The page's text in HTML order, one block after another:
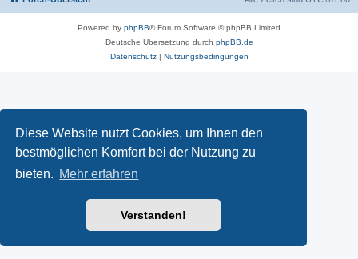
Diese Website nutzt Cookies, um Ihnen den
bestmöglichen Komfort bei der Nutzung zu
bieten. Mehr erfahren
Verstanden!
Powered by phpBB® Forum Software © phpBB Limited
Deutsche Übersetzung durch phpBB.de
Datenschutz| Nutzungsbedingungen